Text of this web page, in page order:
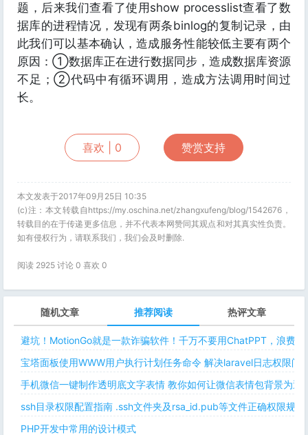
题，后来我们查看了使用show processlist查看了数
据库的进程情况，发现有两条binlog的复制记录，由
此我们可以基本确认，造成服务性能较低主要有两个
原因：①数据库正在进行数据同步，造成数据库资源
不足；②代码中有循环调用，造成方法调用时间过
长。
喜欢 | 0 赞赏支持
本文发表于2017年09月25日 10:35
(c)注：本文转载自https://my.oschina.net/zhangxufeng/blog/1542676，
转载目的在于传递更多信息，并不代表本网赞同其观点和对其真实性负责。
如有侵权行为，请联系我们，我们会及时删除.
阅读 2925 讨论 0 喜欢 0
随机文章 推荐阅读 热评文章
避坑！MotionGo就是一款诈骗软件！千万不要用ChatPPT，浪费时
宝塔面板使用WWW用户执行计划任务命令 解决laravel日志权限问
手机微信一键制作透明底文字表情 教你如何让微信表情包背景为
ssh目录权限配置指南 .ssh文件夹及rsa_id.pub等文件正确权限规则
PHP开发中常用的设计模式